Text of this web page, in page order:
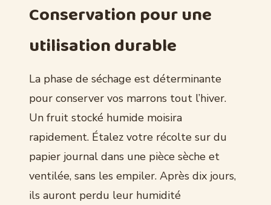
Conservation pour une
utilisation durable
La phase de séchage est déterminante
pour conserver vos marrons tout l’hiver.
Un fruit stocké humide moisira
rapidement. Étalez votre récolte sur du
papier journal dans une pièce sèche et
ventilée, sans les empiler. Après dix jours,
ils auront perdu leur humidité